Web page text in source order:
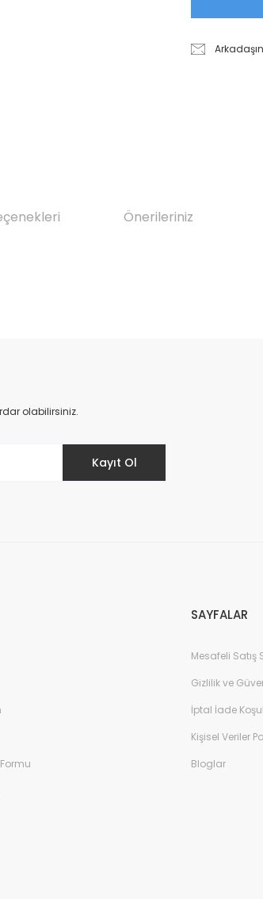
Önerileriniz
olabilirsiniz.
Kayıt Ol
SAYFALAR
Mesafeli Satış
Gizlilik ve
İptal İade
Kişisel Veriler
Bloglar